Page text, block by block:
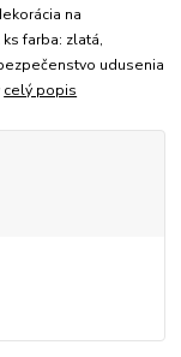
na
farba: zlatá,
udusenia
celý popis